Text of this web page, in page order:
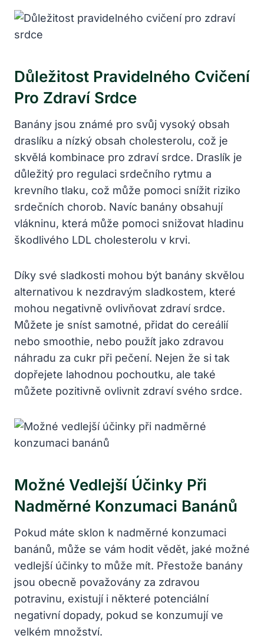
Důležitost Pravidelného Cvičení
Pro Zdraví Srdce
Banány jsou známé pro svůj vysoký obsah
draslíku a nízký obsah cholesterolu, což je
skvělá kombinace pro zdraví srdce. Draslík je
důležitý pro regulaci srdečního rytmu a
krevního tlaku, což může pomoci snížit riziko
srdečních chorob. Navíc banány obsahují
vlákninu, která může pomoci snižovat hladinu
škodlivého LDL cholesterolu v krvi.
Díky své sladkosti mohou být banány skvělou
alternativou k nezdravým sladkostem, které
mohou negativně ovlivňovat zdraví srdce.
Můžete je sníst samotné, přidat do cereálií
nebo smoothie, nebo použít jako zdravou
náhradu za cukr při pečení. Nejen že si tak
dopřejete lahodnou pochoutku, ale také
můžete pozitivně ovlivnit zdraví svého srdce.
Možné Vedlejší Účinky Při
Nadměrné Konzumaci Banánů
Pokud máte sklon k nadměrné konzumaci
banánů, může se vám hodit vědět, jaké možné
vedlejší účinky to může mít. Přestože banány
jsou obecně považovány za zdravou
potravinu, existují i některé potenciální
negativní dopady, pokud se konzumují ve
velkém množství.